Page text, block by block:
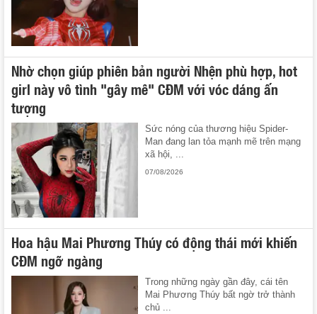
Nhờ chọn giúp phiên bản người Nhện phù hợp, hot
girl này vô tình "gây mê" CĐM với vóc dáng ấn
tượng
Sức nóng của thương hiệu Spider-
Man đang lan tỏa mạnh mẽ trên mạng
xã hội, ...
07/08/2026
Hoa hậu Mai Phương Thúy có động thái mới khiến
CĐM ngỡ ngàng
Trong những ngày gần đây, cái tên
Mai Phương Thúy bất ngờ trở thành
chủ ...